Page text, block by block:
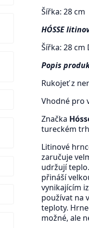
Šířka: 28
HÓSSE
Šířka: 28 cm
Popis
Rukojeť z
Vhodné pro
Značka
tureckém
Litinové
zaručuje
udržují
přináší
vynikajícím
používat na
teploty.
možné, ale